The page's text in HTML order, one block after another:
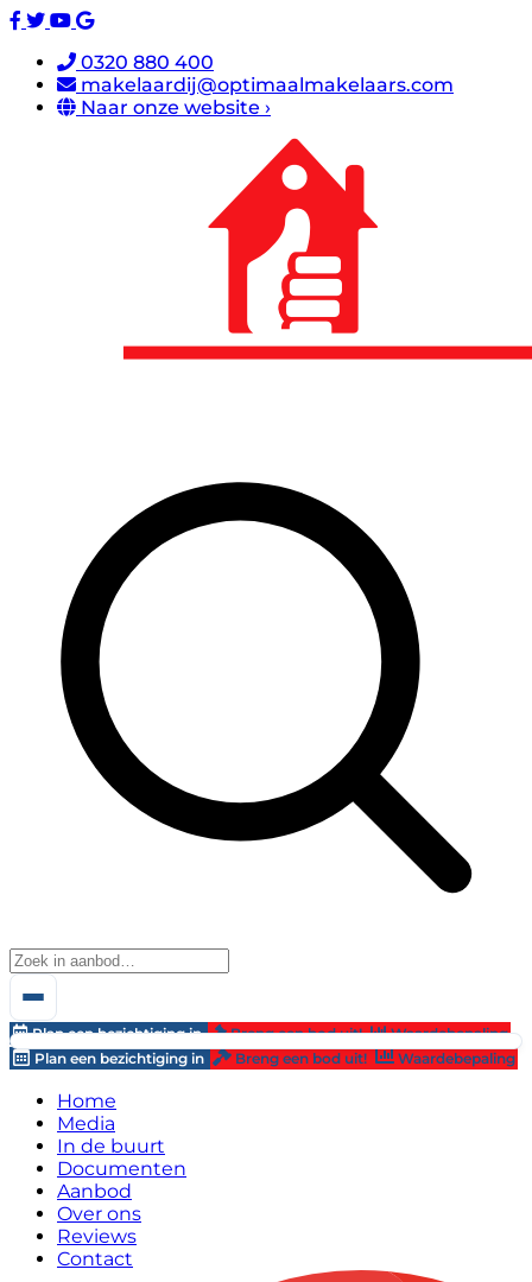
0320 880 400
makelaardij@optimaalmakelaars.com
Naar onze website ›
Plan een bezichtiging in Breng een bod uit!
Waardebepaling
Plan een bezichtiging in
Breng een bod uit! Waardebepaling
Home
Media
In de buurt
Documenten
Aanbod
Over ons
Reviews
Contact